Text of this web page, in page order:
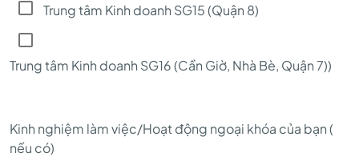
Trung tâm Kinh doanh SG15 (Quận 8)
Trung tâm Kinh doanh SG16 (Cần Giờ, Nhà Bè, Quận 7))
Kinh nghiệm làm việc/Hoạt động ngoại khóa của bạn (
nếu có)